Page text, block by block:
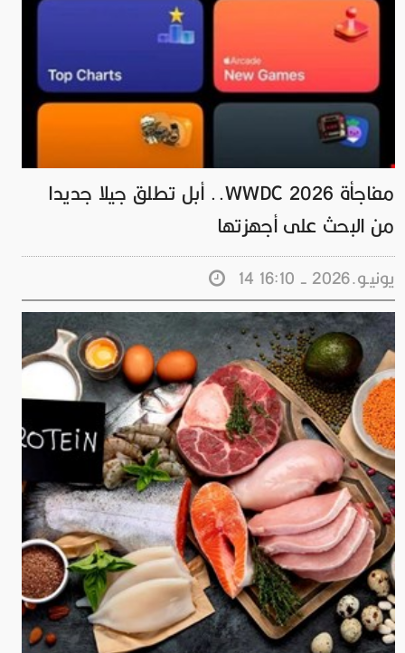
مفاجأة WWDC 2026.. أبل تطلق جيلا جديدا
من البحث على أجهزتها
14 يونيـو.2026 - 16:10